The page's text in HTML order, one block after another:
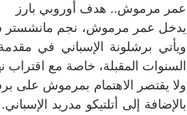
عمر مرموش.. هدف أوروبي بارز
يدخل عمر مرموش، نجم مانشستر
ويأتي برشلونة الإسباني في
السنوات المقبلة، خاصة مع اقتراب
ولا يقتصر الاهتمام بمرموش على
بالإضافة إلى أتلتيكو مدريد